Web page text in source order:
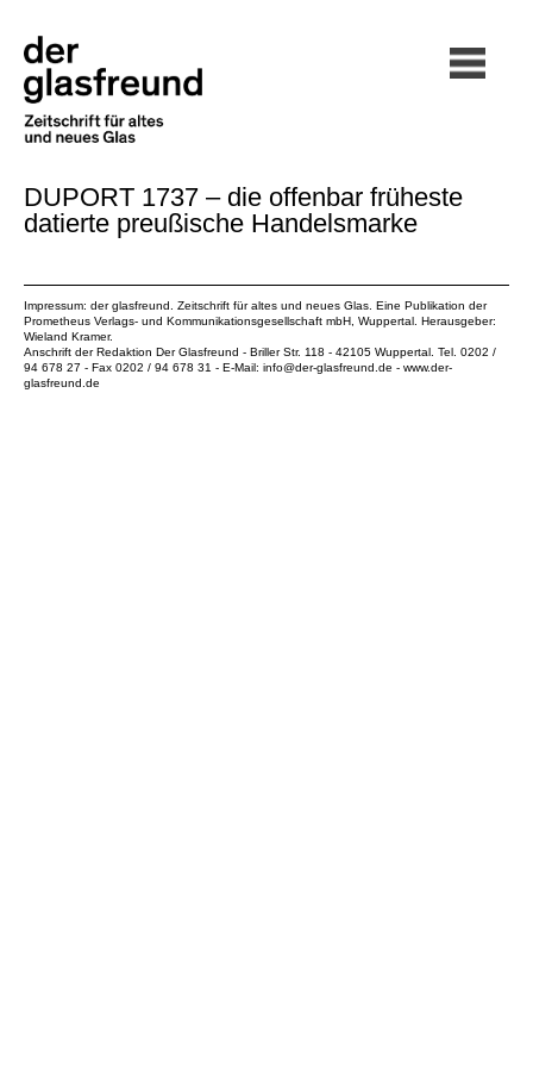
DUPORT 1737 – die offenbar früheste
datierte preußische Handelsmarke
Impressum: der glasfreund. Zeitschrift für altes und neues Glas. Eine Publikation der
Prometheus Verlags- und Kommunikationsgesellschaft mbH , Wuppertal. Herausgeber:
Wieland Kramer.
Anschrift der Redaktion Der Glasfreund - Briller Str. 118 - 42105 Wuppertal. Tel. 0202 /
94 678 27 - Fax 0202 / 94 678 31 - E-Mail: info@der-glasfreund.de - www.der-
glasfreund.de